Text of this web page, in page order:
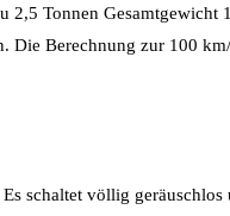
2,5 Tonnen Gesamtgewicht
Die Berechnung zur 100
schaltet völlig